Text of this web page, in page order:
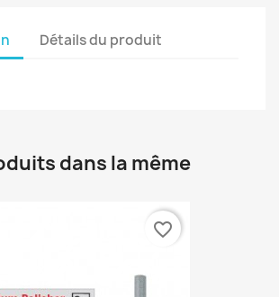
Détails du produit
dans la même
favorite_border